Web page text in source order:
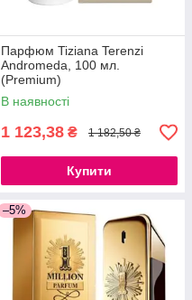
Парфюм Tiziana Terenzi
Andromeda, 100 мл.
(Premium)
В наявності
1 123,38 ₴ 1 182,50 ₴
Купити
–5%